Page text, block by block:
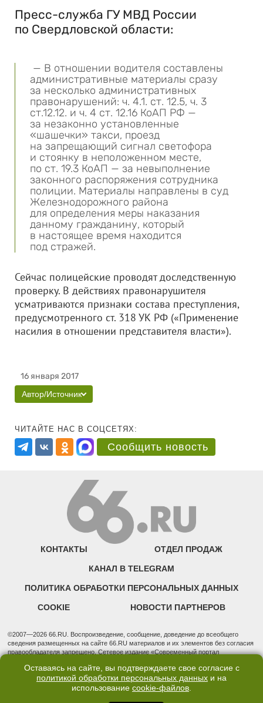
Пресс-служба ГУ МВД России
по Свердловской области:
— В отношении водителя составлены
административные материалы сразу
за несколько административных
правонарушений: ч. 4.1. ст. 12.5, ч. 3
ст.12.12. и ч. 4 ст. 12.16 КоАП РФ —
за незаконно установленные
«шашечки» такси, проезд
на запрещающий сигнал светофора
и стоянку в неположенном месте,
по ст. 19.3 КоАП — за невыполнение
законного распоряжения сотрудника
полиции. Материалы направлены в суд
Железнодорожного района
для определения меры наказания
данному гражданину, который
в настоящее время находится
под стражей.
Сейчас полицейские проводят доследственную
проверку. В действиях правонарушителя
усматриваются признаки состава преступления,
предусмотренного ст. 318 УК РФ («Применение
насилия в отношении представителя власти»).
16 января 2017
Автор/Источник
ЧИТАЙТЕ НАС В СОЦСЕТЯХ:
Сообщить новость
КОНТАКТЫ ОТДЕЛ ПРОДАЖ
КАНАЛ В TELEGRAM
ПОЛИТИКА ОБРАБОТКИ ПЕРСОНАЛЬНЫХ ДАННЫХ
COOKIE НОВОСТИ ПАРТНЕРОВ
©2007—2026 66.RU. Воспроизведение, сообщение, доведение до всеобщего
сведения размещенных на сайте 66.RU материалов и их элементов без согласия
правообладателя запрещено. Сетевое издание «Современный портал
надзору в сфере связи, информационных технологий и массовых коммуникаций
(Роскомнадзор). Регистрационный номер ЭЛ № ФС 77 - 76634 от 02.09.2019
Учредитель: Общество с ограниченной ответственностью "66.ру". Юридический
Оставаясь на сайте, вы подтверждаете свое согласие с
политикой обработки персональных данных и на
использование cookie-файлов.